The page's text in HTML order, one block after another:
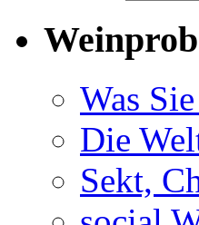
Was
Die
Sekt,